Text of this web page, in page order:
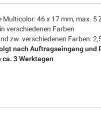
46 x 17 mm, max. 5
verschiedenen Farben
zw. verschiedenen Farben:
nach Auftragseingang und
3 Werktagen